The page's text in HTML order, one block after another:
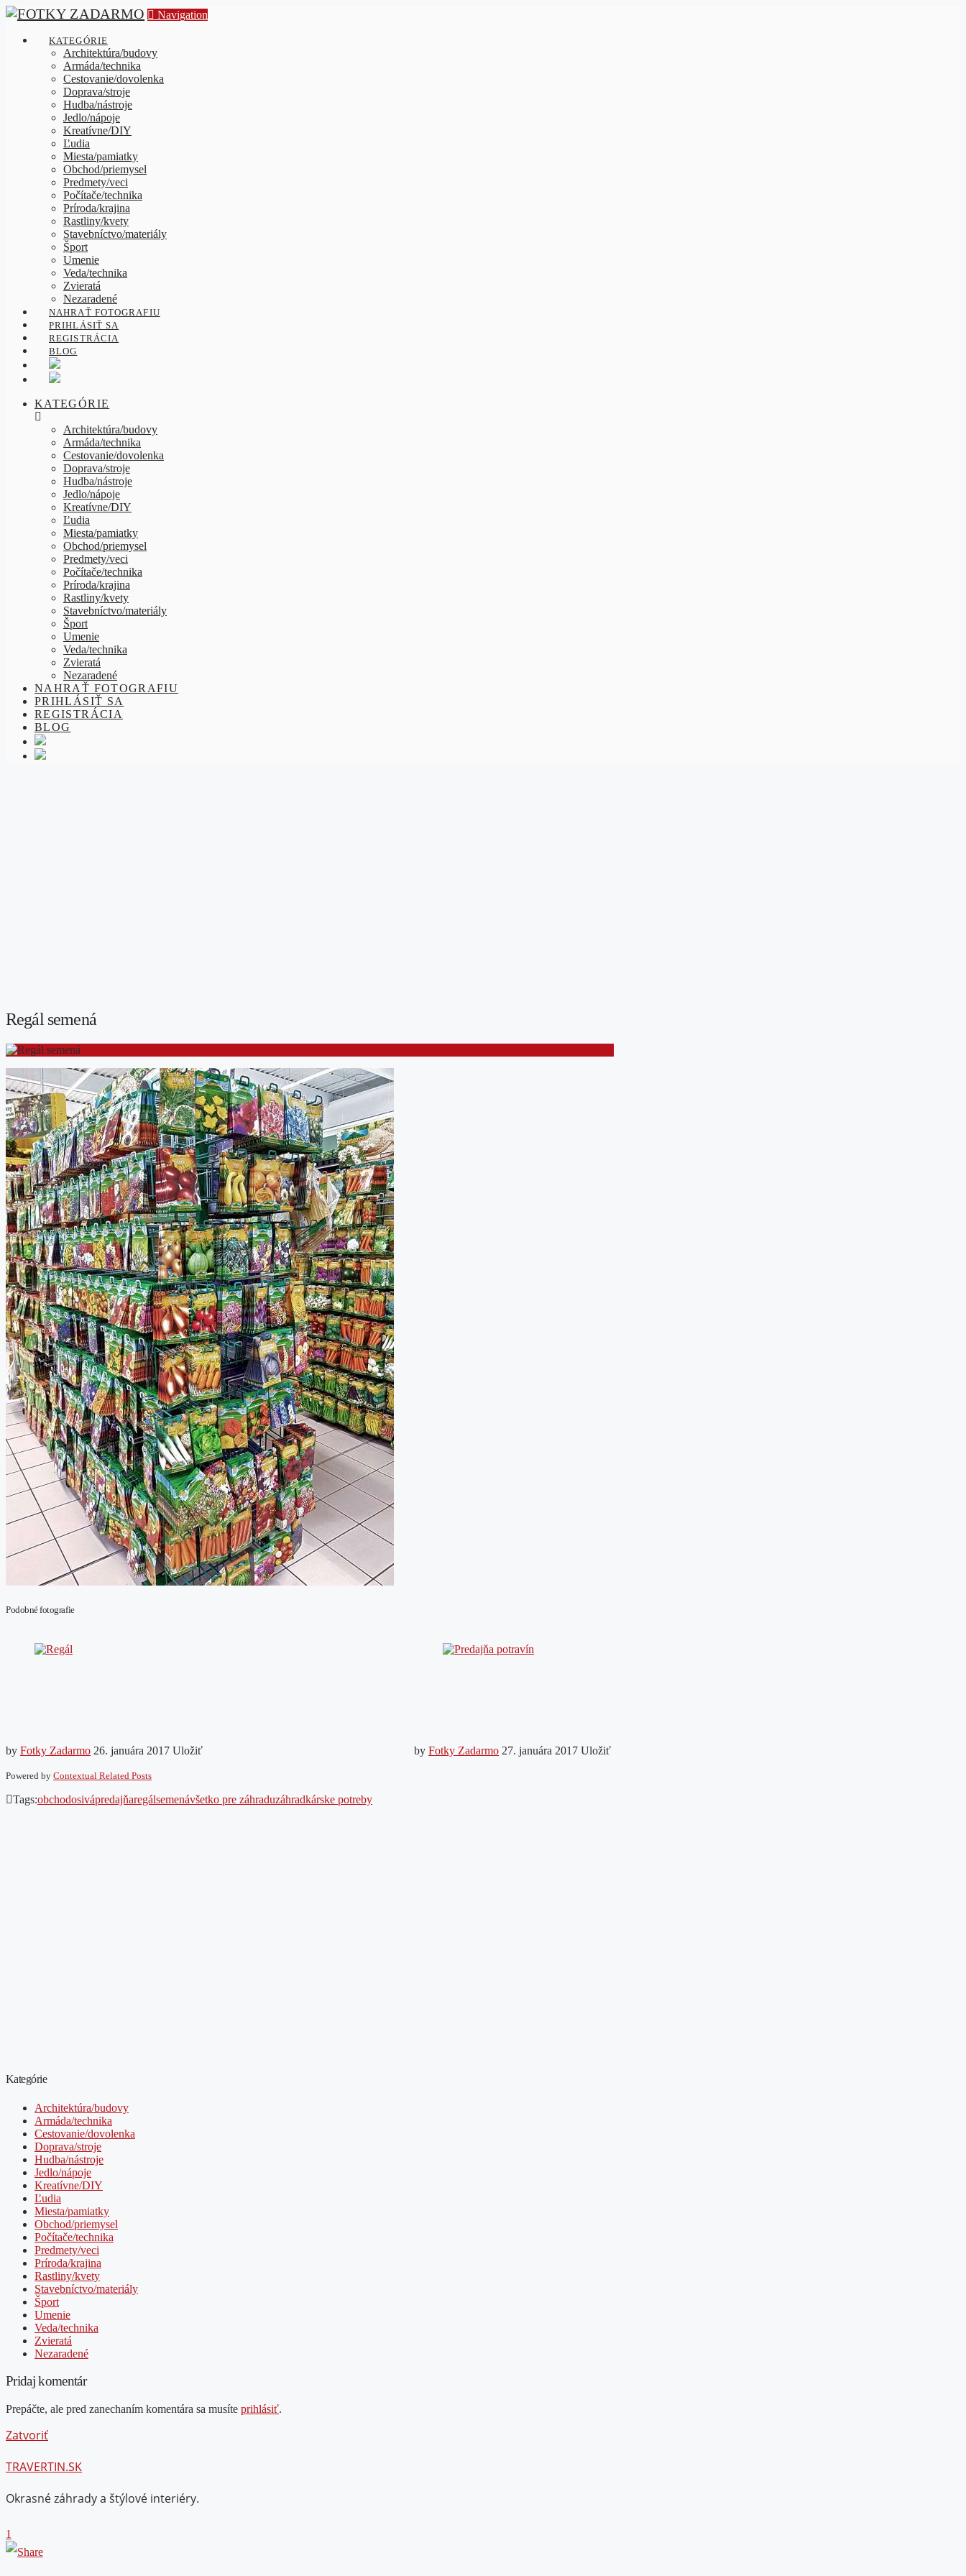
Navigation
KATEGÓRIE
Architektúra/budovy
Armáda/technika
Cestovanie/dovolenka
Doprava/stroje
Hudba/nástroje
Jedlo/nápoje
Kreatívne/DIY
Ľudia
Miesta/pamiatky
Obchod/priemysel
Predmety/veci
Počítače/technika
Príroda/krajina
Rastliny/kvety
Stavebníctvo/materiály
Šport
Umenie
Veda/technika
Zvieratá
Nezaradené
NAHRAŤ FOTOGRAFIU
PRIHLÁSIŤ SA
REGISTRÁCIA
BLOG
KATEGÓRIE
Architektúra/budovy
Armáda/technika
Cestovanie/dovolenka
Doprava/stroje
Hudba/nástroje
Jedlo/nápoje
Kreatívne/DIY
Ľudia
Miesta/pamiatky
Obchod/priemysel
Predmety/veci
Počítače/technika
Príroda/krajina
Rastliny/kvety
Stavebníctvo/materiály
Šport
Umenie
Veda/technika
Zvieratá
Nezaradené
NAHRAŤ FOTOGRAFIU
PRIHLÁSIŤ SA
REGISTRÁCIA
BLOG
Regál semená
Podobné fotografie
by Fotky Zadarmo 26. januára 2017 Uložiť byFotky Zadarmo 27. januára 2017 Uložiť
Powered by Contextual Related Posts
Tags:obchodosivápredajňaregálsemenávšetko pre záhraduzáhradkárske potreby
Kategórie
Architektúra/budovy
Armáda/technika
Cestovanie/dovolenka
Doprava/stroje
Hudba/nástroje
Jedlo/nápoje
Kreatívne/DIY
Ľudia
Miesta/pamiatky
Obchod/priemysel
Počítače/technika
Predmety/veci
Príroda/krajina
Rastliny/kvety
Stavebníctvo/materiály
Šport
Umenie
Veda/technika
Zvieratá
Nezaradené
Pridaj komentár
Prepáčte, ale pred zanechaním komentára sa musíte prihlásiť.
Zatvoriť
TRAVERTIN.SK
Okrasné záhrady a štýlové interiéry.
1